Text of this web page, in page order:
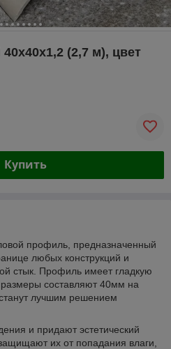
(2,7 м), цвет
Купить
профиль, предназначенный
любых конструкций и
стык. Профиль имеет гладкую
составляют 40мм на
лучшим решением
и придают эстетический
их от попадания влаги,